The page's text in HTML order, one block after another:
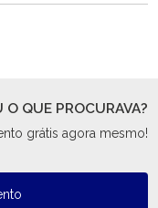
O QUE PROCURAVA?
grátis agora mesmo!